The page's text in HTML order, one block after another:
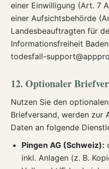
einer Einwilligung (Art. 7
einer Aufsichtsbehörde
Landesbeauftragten für
Informationsfreiheit
todesfall-
12. Optionaler
Nutzen Sie den
Briefversand, werden zur
Daten an folgende
Pingen AG (Schweiz):
inkl. Anlagen (z. B.